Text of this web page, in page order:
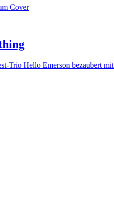
Trio Hello Emerson bezaubert